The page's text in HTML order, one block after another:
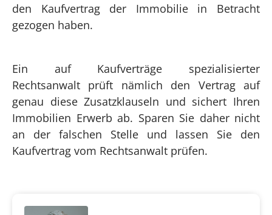
den Kaufvertrag der Immobilie in Betracht
gezogen haben.
Ein auf Kaufverträge spezialisierter
Rechtsanwalt prüft nämlich den Vertrag auf
genau diese Zusatzklauseln und sichert Ihren
Immobilien Erwerb ab. Sparen Sie daher nicht
an der falschen Stelle und lassen Sie den
Kaufvertrag vom Rechtsanwalt prüfen.